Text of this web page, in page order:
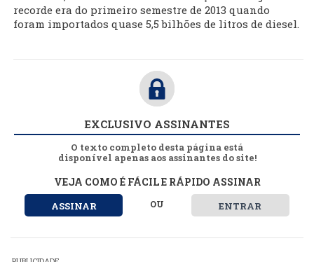
recorde era do primeiro semestre de 2013 quando
foram importados quase 5,5 bilhões de litros de diesel.
EXCLUSIVO ASSINANTES
O texto completo desta página está
disponível apenas aos assinantes do site!
VEJA COMO É FÁCIL E RÁPIDO ASSINAR
ASSINAR OU ENTRAR